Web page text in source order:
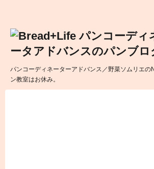
パンコーディネーターアドバンス／野菜ソムリエの
ン教室はお休み。